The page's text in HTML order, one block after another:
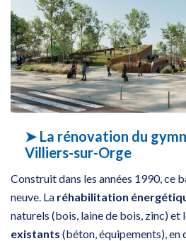
➤ La rénovation du
Villiers-sur-Orge
Construit dans les années 1990, ce
neuve. La réhabilitation
naturels (bois, laine de bois, zinc) et
existants (béton, équipements), en